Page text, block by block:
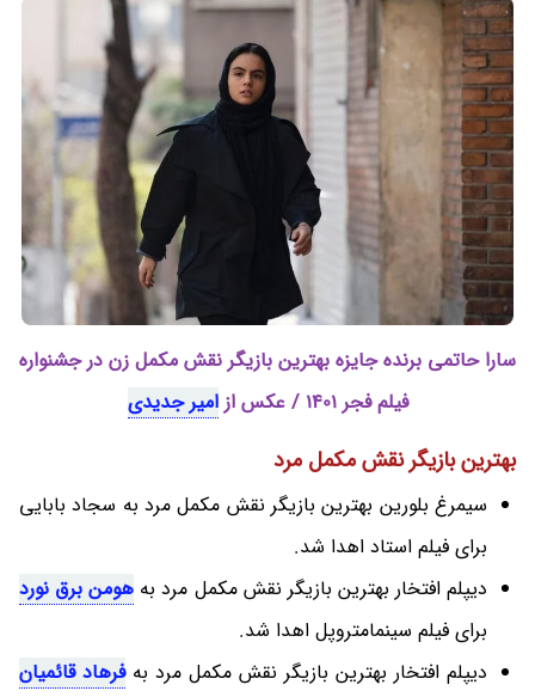
سارا حاتمی برنده جایزه بهترین بازیگر نقش مکمل زن در جشنواره
فیلم فجر 1401 / عکس از
امیر جدیدی
بهترین بازیگر نقش مکمل مرد
سیمرغ بلورین بهترین بازیگر نقش مکمل مرد به سجاد بابایی
برای فیلم استاد اهدا شد.
دیپلم افتخار بهترین بازیگر نقش مکمل مرد به هومن برق نورد
برای فیلم سینمامتروپل اهدا شد.
دیپلم افتخار بهترین بازیگر نقش مکمل مرد بهفرهاد قائمیان